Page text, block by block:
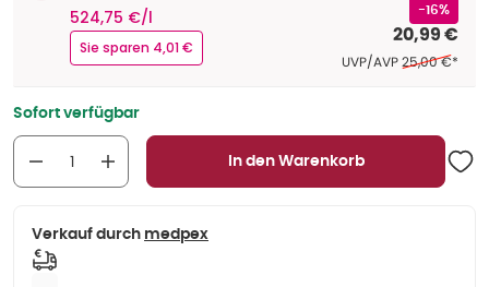
524,75 €/l
Sie sparen 4,01 €
-16%
20,99 €
UVP/AVPEhemaliger
25,00 €*
Sofort verfügbar
In den Warenkorb
Verkauf durch medpex